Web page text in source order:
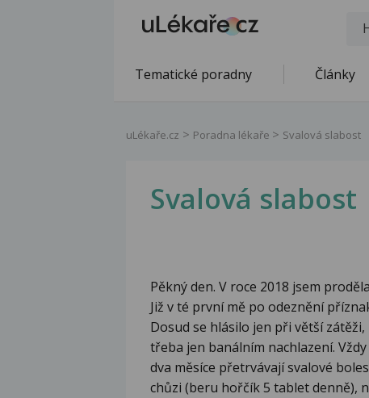
Tematické poradny Články
uLékaře.cz Poradna lékaře Svalová slabost
Svalová slabost
Pěkný den. V roce 2018 jsem
Již v té první mě po odeznění
Dosud se hlásilo jen při větší
třeba jen banálním nachlazení.
dva měsíce přetrvávají svalové
chůzi (beru hořčík 5 tablet denně),